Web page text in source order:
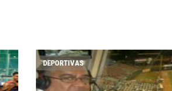
DEPORTIVAS